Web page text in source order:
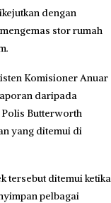
dengan
stor rumah
Komisioner Anuar
daripada
Polis Butterworth
yang ditemui di
tersebut ditemui ketika
pelbagai